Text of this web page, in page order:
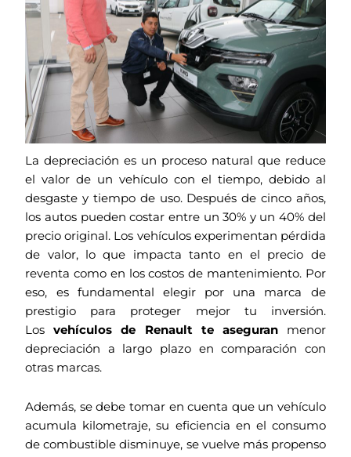
La depreciación es un proceso natural que reduce
el valor de un vehículo con el tiempo, debido al
desgaste y tiempo de uso. Después de cinco años,
los autos pueden costar entre un 30% y un 40% del
precio original. Los vehículos experimentan pérdida
de valor, lo que impacta tanto en el precio de
reventa como en los costos de mantenimiento. Por
eso, es fundamental elegir por una marca de
prestigio para proteger mejor tu inversión.
Losvehículos de Renault te aseguran menor
depreciación a largo plazo en comparación con
otras marcas.
Además, se debe tomar en cuenta que un vehículo
acumula kilometraje, su eficiencia en el consumo
de combustible disminuye, se vuelve más propenso